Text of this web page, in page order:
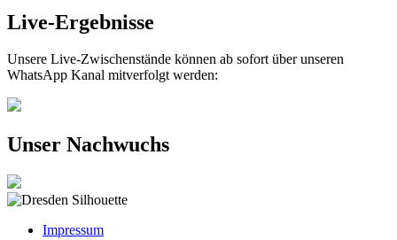
Live-Ergebnisse
Unsere Live-Zwischenstände können ab sofort über unseren
WhatsApp Kanal mitverfolgt werden:
Unser Nachwuchs
Impressum